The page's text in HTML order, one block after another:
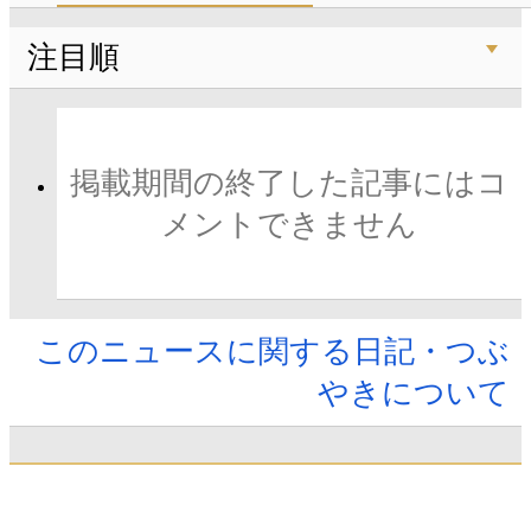
注目順
掲載期間の終了した記事にはコ
メントできません
このニュースに関する日記・つぶ
やきについて